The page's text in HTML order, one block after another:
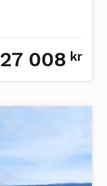
27 008 kr